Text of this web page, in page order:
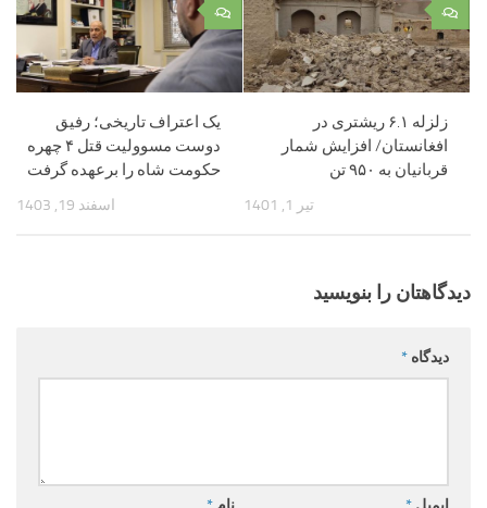
۰
یک اعتراف تاریخی؛ رفیق
دوست مسوولیت قتل ۴ چهره
حکومت شاه را برعهده گرفت
اسفند 19, 1403
۰
زلزله ۶.۱ ریشتری در
افغانستان/ افزایش شمار
قربانیان به ۹۵۰ تن
تیر 1, 1401
دیدگاهتان را بنویسید
دیدگاه *